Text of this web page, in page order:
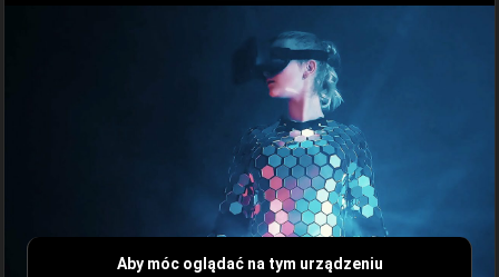
Aby móc oglądać na tym urządzeniu